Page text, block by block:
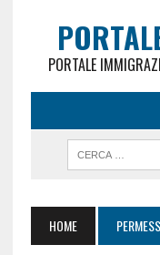
PORTALE
HOME